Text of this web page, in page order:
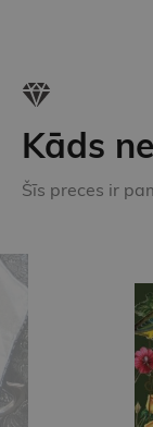
Kāds
Šīs preces ir